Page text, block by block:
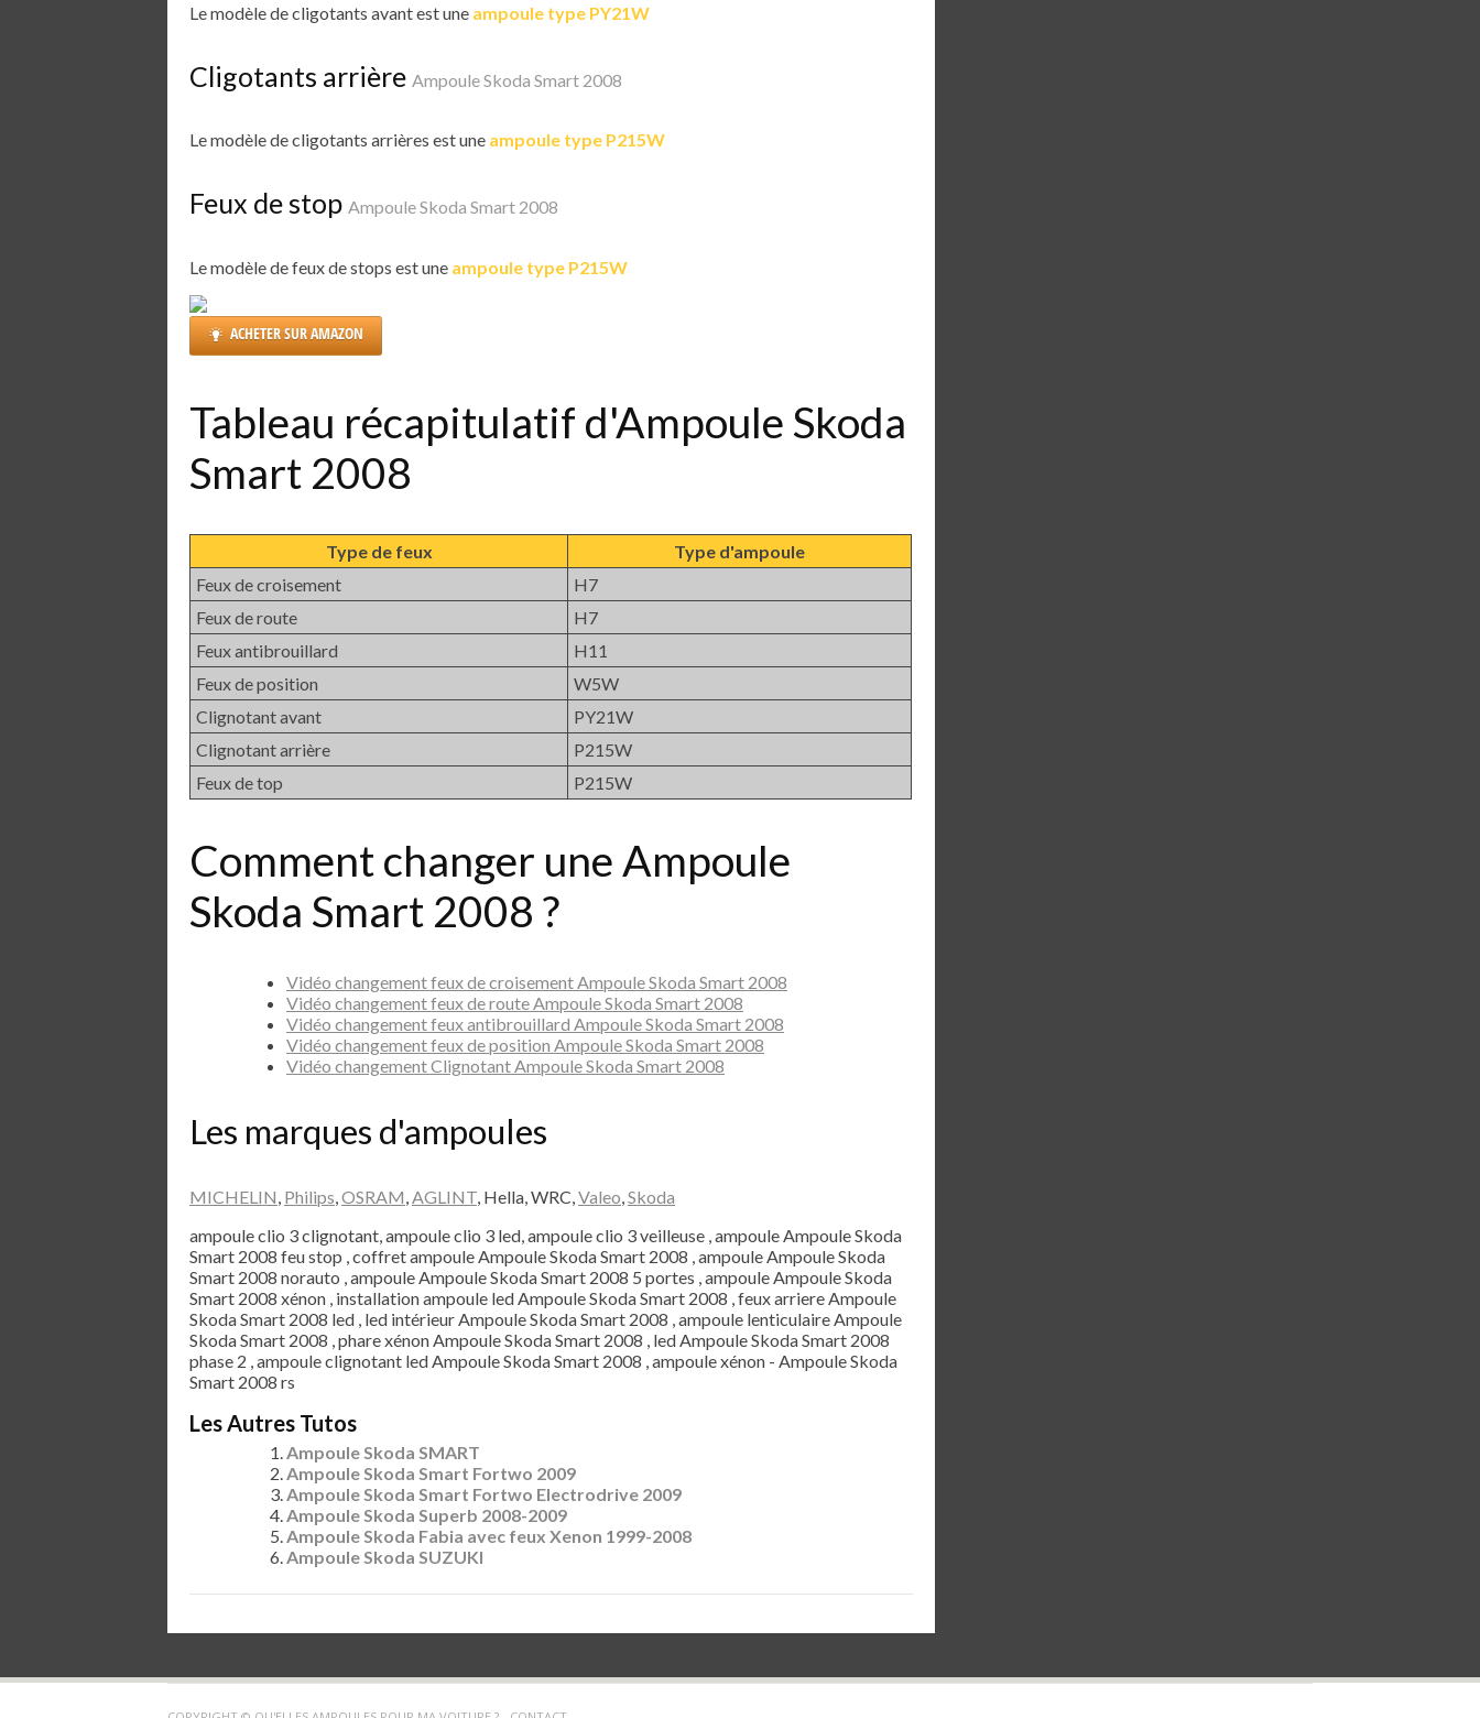
Le modèle de cligotants avant est une ampoule type PY21W
Cligotants arrière Ampoule Skoda Smart 2008
Le modèle de cligotants arrières est une ampoule type P215W
Feux de stop Ampoule Skoda Smart 2008
Le modèle de feux de stops est une ampoule type P215W
ACHETER SUR AMAZON
Tableau récapitulatif d'Ampoule Skoda
Smart 2008
Type de feux
Type d'ampoule
Feux de croisement
H7
Feux de route
H7
Feux antibrouillard
H11
Feux de position
W5W
Clignotant avant
PY21W
Clignotant arrière
P215W
Feux de top
P215W
Comment changer une Ampoule
Skoda Smart 2008 ?
Vidéo changement feux de croisement Ampoule Skoda Smart 2008
Vidéo changement feux de route Ampoule Skoda Smart 2008
Vidéo changement feux antibrouillard Ampoule Skoda Smart 2008
Vidéo changement feux de position Ampoule Skoda Smart 2008
Vidéo changement Clignotant Ampoule Skoda Smart 2008
Les marques d'ampoules
MICHELIN, Philips,OSRAM,AGLINT, Hella, WRC,Valeo,Skoda
ampoule clio 3 clignotant, ampoule clio 3 led, ampoule clio 3 veilleuse , ampoule Ampoule Skoda
Smart 2008 feu stop , coffret ampoule Ampoule Skoda Smart 2008 , ampoule Ampoule Skoda
Smart 2008 norauto , ampoule Ampoule Skoda Smart 2008 5 portes , ampoule Ampoule Skoda
Smart 2008 xénon , installation ampoule led Ampoule Skoda Smart 2008 , feux arriere Ampoule
Skoda Smart 2008 led , led intérieur Ampoule Skoda Smart 2008 , ampoule lenticulaire Ampoule
Skoda Smart 2008 , phare xénon Ampoule Skoda Smart 2008 , led Ampoule Skoda Smart 2008
phase 2 , ampoule clignotant led Ampoule Skoda Smart 2008 , ampoule xénon - Ampoule Skoda
Smart 2008 rs
Les Autres Tutos
Ampoule Skoda SMART
Ampoule Skoda Smart Fortwo 2009
Ampoule Skoda Smart Fortwo Electrodrive 2009
Ampoule Skoda Superb 2008-2009
Ampoule Skoda Fabia avec feux Xenon 1999-2008
Ampoule Skoda SUZUKI